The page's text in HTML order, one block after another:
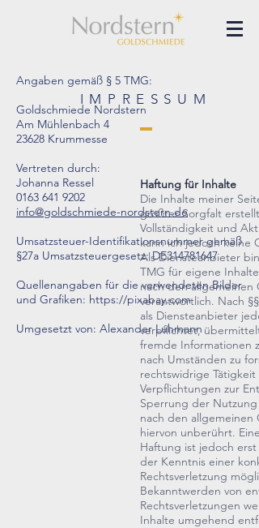
Angaben gemäß § 5 TMG:
Goldschmiede Nordstern
Am Mühlenbach 4
23628 Krummesse
Vertreten durch:
Johanna Ressel
0163 641 9202
info@goldschmiede-nordstern.de
Umsatzsteuer-Identifikationsnummer gemäß
§27a Umsatzsteuergesetz: DE314781647
Quellenangaben für die verwendeten Bilder
und Grafiken: https://pixabay.com
Umgesetzt von: Alexander Luhmann
IMPRESSUM
Haftung für Inhalte
Die Inhalte meiner
größter Sorgfalt
Vollständigkeit und
kann ich jedoch keine
Als Diensteanbieter
TMG für eigene Inhalte
nach den allgemeinen
verantwortlich. Nach
als Diensteanbieter
verpflichtet,
fremde Informationen
nach Umständen zu
rechtswidrige Tätigkeit
Verpflichtungen zur
Sperrung der Nutzung
nach den allgemeinen
hiervon unberührt.
Haftung ist jedoch erst
der Kenntnis einer
Rechtsverletzung
Bekanntwerden von
Rechtsverletzungen
Inhalte umgehend